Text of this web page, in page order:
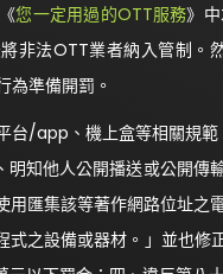
您一定用過的OTT服務》
非法OTT業者納入管制
為準備開罰。
知他人公開播送或公開傳
匯集該等著作網路位址
式之設備或器材。」並也